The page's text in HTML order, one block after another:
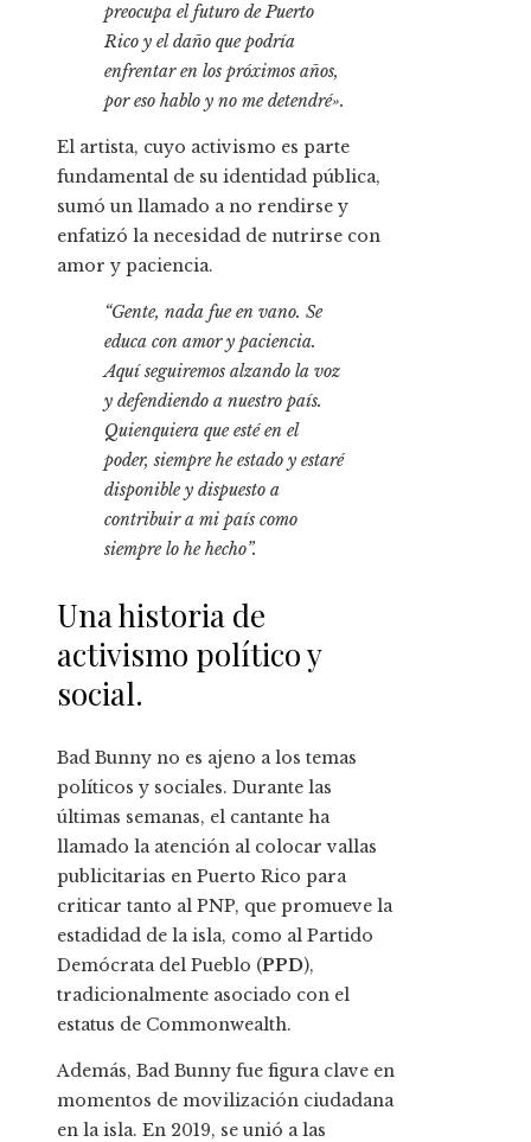
preocupa el futuro de Puerto
Rico y el daño que podría
enfrentar en los próximos años,
por eso hablo y no me detendré».
El artista, cuyo activismo es parte
fundamental de su identidad pública,
sumó un llamado a no rendirse y
enfatizó la necesidad de nutrirse con
amor y paciencia.
“Gente, nada fue en vano. Se
educa con amor y paciencia.
Aquí seguiremos alzando la voz
y defendiendo a nuestro país.
Quienquiera que esté en el
poder, siempre he estado y estaré
disponible y dispuesto a
contribuir a mi país como
siempre lo he hecho”.
Una historia de
activismo político y
social.
Bad Bunny no es ajeno a los temas
políticos y sociales. Durante las
últimas semanas, el cantante ha
llamado la atención al colocar vallas
publicitarias en Puerto Rico para
criticar tanto al PNP, que promueve la
estadidad de la isla, como al Partido
Demócrata del Pueblo (PPD),
tradicionalmente asociado con el
estatus de Commonwealth.
Además, Bad Bunny fue figura clave en
momentos de movilización ciudadana
en la isla. En 2019, se unió a las